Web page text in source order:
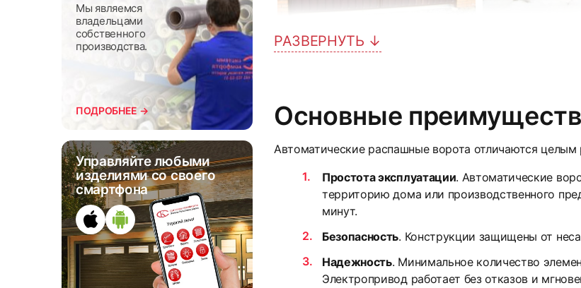
Мы являемся
владельцами
собственного
производства.
ПОДРОБНЕЕ →
Управляйте любыми
изделиями со своего
смартфона
4
РАЗВЕРНУТЬ ↓
Основные
Автоматические распашные ворота отличаются
Простота эксплуатации. Автоматические
территорию дома или производственного
минут.
Безопасность. Конструкции защищены от
Надежность. Минимальное количество
Электропривод работает без отказов и